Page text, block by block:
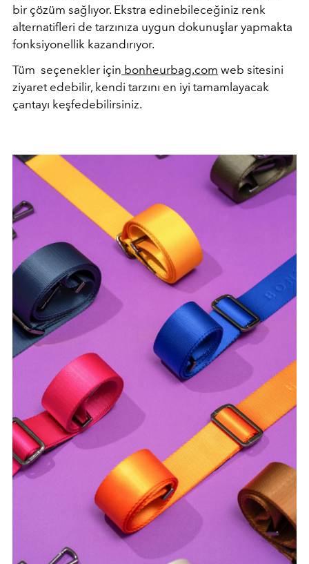
bir çözüm sağlıyor. Ekstra edinebileceğiniz renk
alternatifleri de tarzınıza uygun dokunuşlar yapmakta
fonksiyonellik kazandırıyor.
Tüm seçenekler için bonheurbag.com web sitesini
ziyaret edebilir, kendi tarzını en iyi tamamlayacak
çantayı keşfedebilirsiniz.